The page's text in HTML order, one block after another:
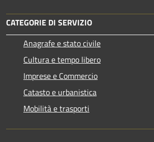
CATEGORIE DI SERVIZIO
Anagrafe e stato civile
Cultura e tempo libero
Imprese e Commercio
Catasto e urbanistica
Mobilità e trasporti